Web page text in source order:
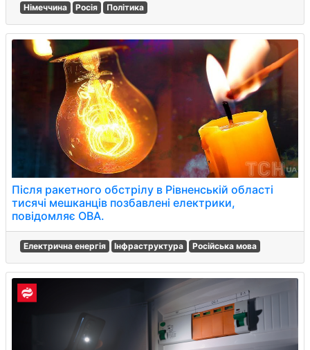
Німеччина Росія Політика
Після ракетного обстрілу в Рівненській області
тисячі мешканців позбавлені електрики,
повідомляє ОВА.
Електрична енергія Інфраструктура Російська мова